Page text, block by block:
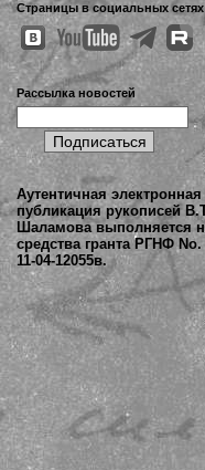
Страницы в социальных сетях
Рассылка новостей
Аутентичная электронная
публикация рукописей
Шаламова выполняется
средства гранта РГНФ No.
11-04-12055в.